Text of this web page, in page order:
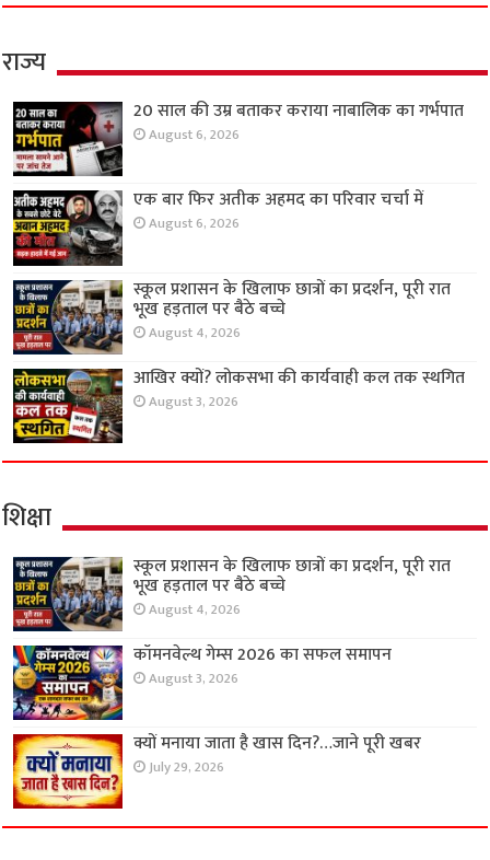
राज्य
20 साल की उम्र बताकर कराया नाबालिक का गर्भपात
August 6, 2026
एक बार फिर अतीक अहमद का परिवार चर्चा में
August 6, 2026
स्कूल प्रशासन के खिलाफ छात्रों का प्रदर्शन, पूरी रात
भूख हड़ताल पर बैठे बच्चे
August 4, 2026
आखिर क्यों? लोकसभा की कार्यवाही कल तक स्थगित
August 3, 2026
शिक्षा
स्कूल प्रशासन के खिलाफ छात्रों का प्रदर्शन, पूरी रात
भूख हड़ताल पर बैठे बच्चे
August 4, 2026
कॉमनवेल्थ गेम्स 2026 का सफल समापन
August 3, 2026
क्यों मनाया जाता है खास दिन?…जाने पूरी खबर
July 29, 2026